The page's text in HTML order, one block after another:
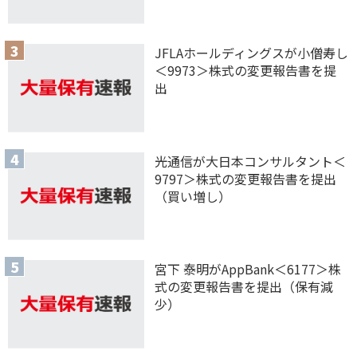
JFLAホールディングスが小僧寿し
＜9973＞株式の変更報告書を提
出
光通信が大日本コンサルタント＜
9797＞株式の変更報告書を提出
（買い増し）
宮下 泰明がAppBank＜6177＞株
式の変更報告書を提出（保有減
少）